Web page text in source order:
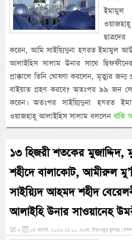
ইমামুল
করেন, আমি সাইয়্যিদুনা হযরত ইমামুল
আলাইহিস সালাম উনার সাথে
প্রাক্কালে তিনি ঘোষণা করলেন, মৃত্যুর
বাইয়াত গ্রহণ করবে? অতঃপর ৯৯ জন
করেন। অতঃপর সাইয়্যিদুনা হযরত
ওয়াজহাহূ আলাইহিস সালাম বললেনবাকি
১৩ হিজরী শতকের মুজাদ্দিদ,
শহীদে বালাকোট, আমীরুল
সাইয়্যিদ আহমদ শহীদ
আলাইহি উনার সাওয়ানেহ
» ০৪ আগস্ট, ২০২৬ ১২:০০ এএম, ইয়াওমুছ ছুলাছা